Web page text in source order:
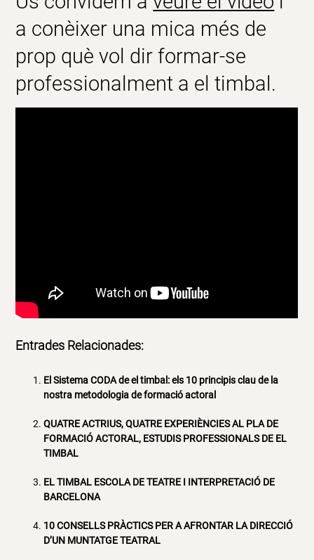
a conèixer una mica més de
prop què vol dir formar-se
professionalment a el timbal.
Entrades Relacionades:
El Sistema CODA de el timbal: els 10 principis clau de la
nostra metodologia de formació actoral
QUATRE ACTRIUS, QUATRE EXPERIÈNCIES AL PLA DE
FORMACIÓ ACTORAL, ESTUDIS PROFESSIONALS DE EL
TIMBAL
EL TIMBAL ESCOLA DE TEATRE I INTERPRETACIÓ DE
BARCELONA
10 CONSELLS PRÀCTICS PER A AFRONTAR LA DIRECCIÓ
D’UN MUNTATGE TEATRAL